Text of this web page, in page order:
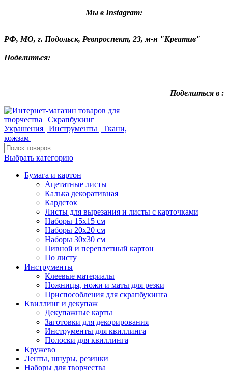
Мы в Instagram:
РФ, МО, г. Подольск, Ревпроспект, 23, м-н "Креатив"
Поделиться:
Поделиться в :
Выбрать категорию
Бумага и картон
Ацетатные листы
Калька декоративная
Кардсток
Листы для вырезания и листы с карточками
Наборы 15х15 см
Наборы 20х20 см
Наборы 30х30 см
Пивной и переплетный картон
По листу
Инструменты
Клеевые материалы
Ножницы, ножи и маты для резки
Приспособления для скрапбукинга
Квиллинг и декупаж
Декупажные карты
Заготовки для декорирования
Инструменты для квиллинга
Полоски для квиллинга
Кружево
Ленты, шнуры, резинки
Наборы для творчества